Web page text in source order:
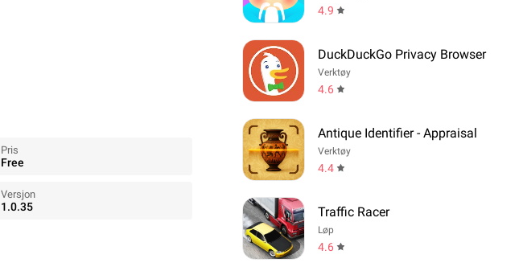
Pris
Free
Versjon
1.0.35
4.9
DuckDuckGo Privacy Browser
Verktøy
4.6
Antique Identifier - Appraisal
Verktøy
4.4
Traffic Racer
Løp
4.6